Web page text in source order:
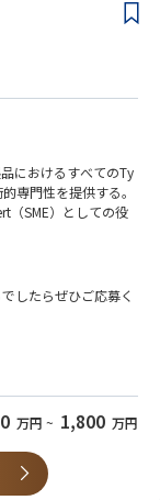
担う
ノロジーエンジニア
術開発サポート
ドバック
）
ドバック
ャパシティ戦略、設
生産戦略のエキスパ
来的にはマネジメン
広げることも可能で
むために、国内/海
クト社員での採用と
能性がございます。
がございます。
リティ用途をはじ
スであるCMOSイ
。 半導体事業は投資
がビジネスの成否に
が多く、困難な点も
イナミックな動きを
におけるすべてのTy
専門性を提供する。
（SME）としての役
ググループと連携す
スカレーション管理
ベースの問題解決、
アリング・プロダク
生産性向上、ドキュ
したらぜひご応募く
万円 ~ 1,800 万円